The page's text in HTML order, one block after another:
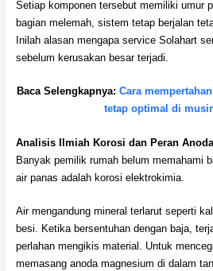
Setiap komponen tersebut memiliki umur
bagian melemah, sistem tetap berjalan
Inilah alasan mengapa service Solahart
sebelum kerusakan besar terjadi.
Baca Selengkapnya: Cara
tetap optimal di
Analisis Ilmiah Korosi dan Peran
Banyak pemilik rumah belum memahami
air panas adalah korosi elektrokimia.
Air mengandung mineral terlarut seperti
besi. Ketika bersentuhan dengan baja,
perlahan mengikis material. Untuk
memasang anoda magnesium di dalam